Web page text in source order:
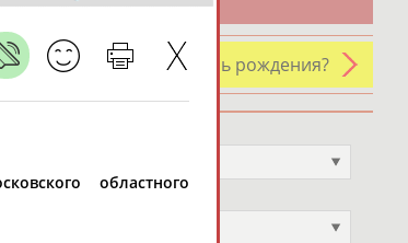
У кого сегодня день рождения?
областного